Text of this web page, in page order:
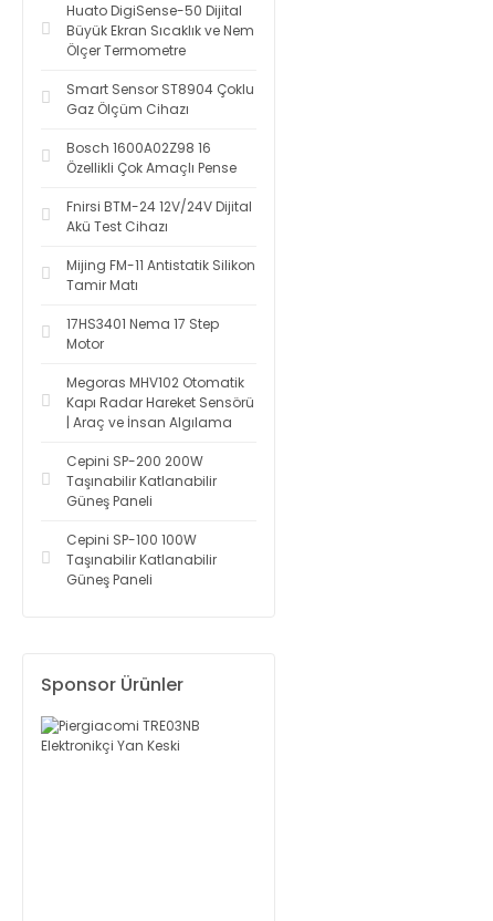
Huato DigiSense-50 Dijital
Büyük Ekran Sıcaklık ve Nem
Ölçer Termometre
Smart Sensor ST8904 Çoklu
Gaz Ölçüm Cihazı
Bosch 1600A02Z98 16
Özellikli Çok Amaçlı Pense
Fnirsi BTM-24 12V/24V Dijital
Akü Test Cihazı
Mijing FM-11 Antistatik Silikon
Tamir Matı
17HS3401 Nema 17 Step
Motor
Megoras MHV102 Otomatik
Kapı Radar Hareket Sensörü
| Araç ve İnsan Algılama
Cepini SP-200 200W
Taşınabilir Katlanabilir
Güneş Paneli
Cepini SP-100 100W
Taşınabilir Katlanabilir
Güneş Paneli
Sponsor Ürünler